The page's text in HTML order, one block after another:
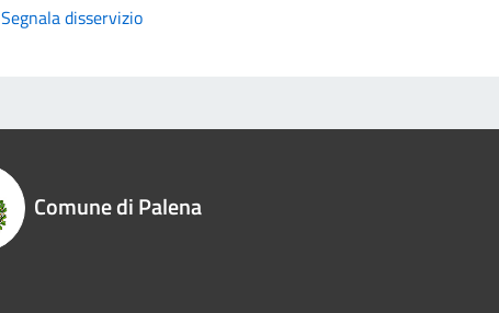
Segnala disservizio
Comune di Palena